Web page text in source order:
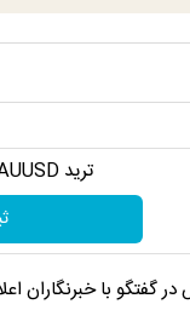
ترید XAUUSD با اسپرد از صفر پیپ
گفتگو با